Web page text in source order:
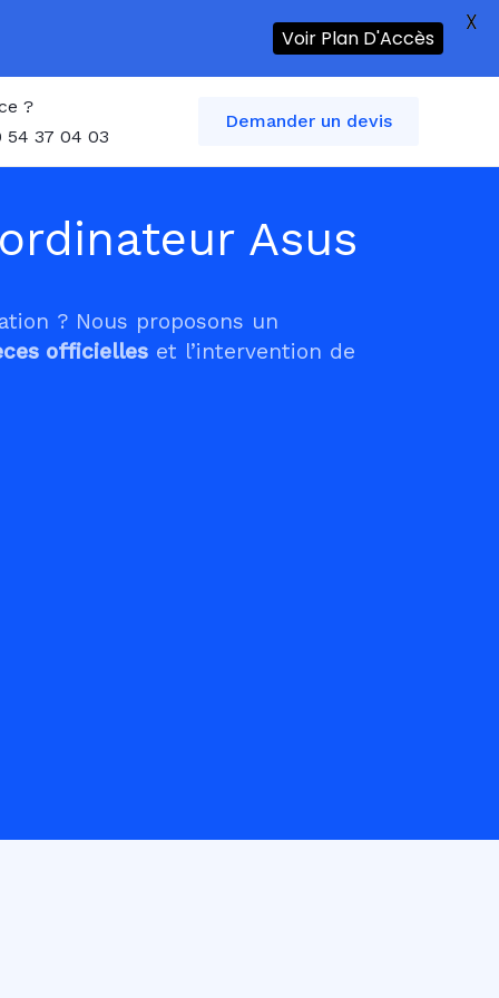
?
54 37 04 03
Demander un devis
Asus
? Nous proposons un
officielles et l’intervention de
Voir Plan D'Accès
X